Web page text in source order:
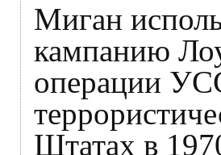
Миган
кампанию
операции
Штатах в